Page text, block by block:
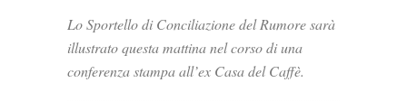
Lo Sportello di Conciliazione del Rumore sarà
illustrato questa mattina nel corso di una
conferenza stampa all’ex Casa del Caffè.